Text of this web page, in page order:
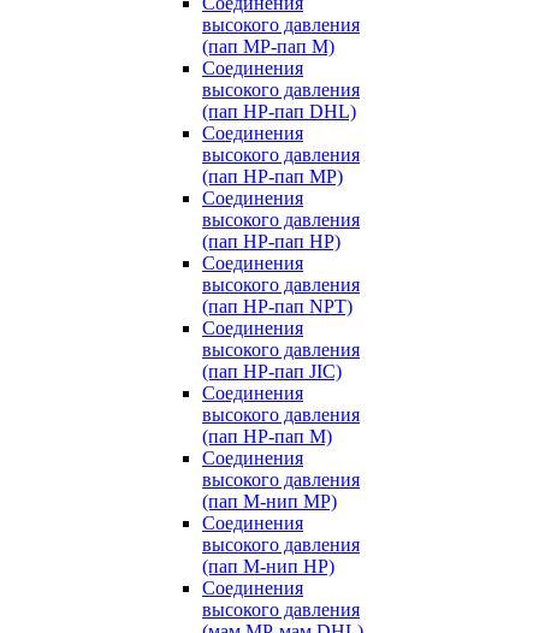
высокого давления
(пап MP-пап M)
Соединения
высокого давления
(пап HP-пап DHL)
Соединения
высокого давления
(пап HP-пап MP)
Соединения
высокого давления
(пап HP-пап HP)
Соединения
высокого давления
(пап HP-пап NPT)
Соединения
высокого давления
(пап HP-пап JIC)
Соединения
высокого давления
(пап HP-пап M)
Соединения
высокого давления
(пап M-нип MP)
Соединения
высокого давления
(пап M-нип HP)
Соединения
высокого давления